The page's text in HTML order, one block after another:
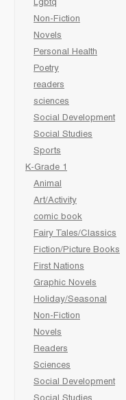
Lgbtq
Non-Fiction
Novels
Personal Health
Poetry
readers
sciences
Social Development
Social Studies
Sports
K-Grade 1
Animal
Art/Activity
comic book
Fairy Tales/Classics
Fiction/Picture Books
First Nations
Graphic Novels
Holiday/Seasonal
Non-Fiction
Novels
Readers
Sciences
Social Development